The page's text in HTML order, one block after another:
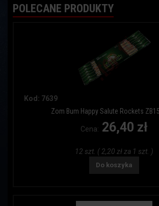
POLECANE PRODUKTY
Kod: 7639
Zom Bum Happy Salute Rockets
Cena: 26,40 zł
12 szt. ( 2,20 zł za 1 szt. )
Do koszyka